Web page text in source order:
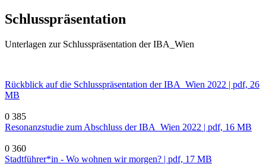
Schlusspräsentation
Unterlagen zur Schlusspräsentation der IBA_Wien
Rückblick auf die Schlusspräsentation der IBA_Wien 2022 | pdf, 26
MB
0 385
Resonanzstudie zum Abschluss der IBA_Wien 2022 | pdf, 16 MB
0 360
Stadtführer*in - Wo wohnen wir morgen? | pdf, 17 MB